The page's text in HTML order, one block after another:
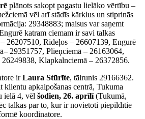
plānots sakopt pagastu lielāko vērtību –
vēl arī stādīs kārklus un stiprinās
29348883; maisus var saņemt
katram ciemam ir savi talkas
26207510, Rideļos – 26607139, Engurē
29351757, Plieņciemā – 26163064,
Klapkalnciemā – 26372856.
irLaura Stūrīte, tālrunis 29166362.
klientu apkalpošanas centrā, Tukuma
ielā 4, vēl šodien, 26. aprīlī(Tukumā,
talkas par to, kur ir novietoti piepildītie
koordinatore.